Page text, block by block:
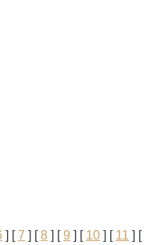
] [7 ] [8 ] [9 ] [ 10 ] [ 11 ] [